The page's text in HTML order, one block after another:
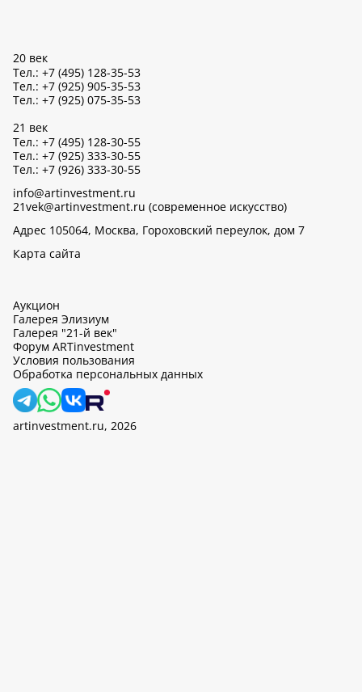
20 век
Тел.: +7 (495) 128-35-53
Тел.: +7 (925) 905-35-53
Тел.: +7 (925) 075-35-53
21 век
Тел.: +7 (495) 128-30-55
Тел.: +7 (925) 333-30-55
Тел.: +7 (926) 333-30-55
info@artinvestment.ru
21vek@artinvestment.ru (современное искусство)
Адрес 105064, Москва, Гороховский переулок, дом 7
Карта сайта
Аукцион
Галерея Элизиум
Галерея "21-й век"
Форум ARTinvestment
Условия пользования
Обработка персональных данных
artinvestment.ru, 2026